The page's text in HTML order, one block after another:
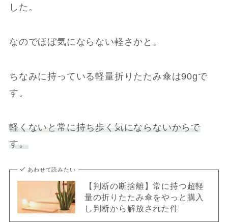
した。
なのでほぼ気にならない軽さかと。
ちなみに持っている軽量折りたたみ傘は90gで
す。
軽くないと常に持ち歩く気にならないからで
す。
あわせて読みたい
【判断の断捨離】常に持つ超軽
量の折りたたみ傘をやっと購入
し判断から解放された件